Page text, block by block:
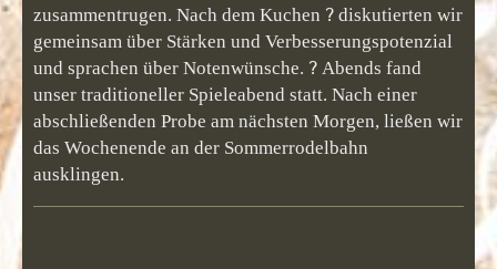
zusammentrugen. Nach dem Kuchen ? diskutierten wir
gemeinsam über Stärken und Verbesserungspotenzial
und sprachen über Notenwünsche. ? Abends fand
unser traditioneller Spieleabend statt. Nach einer
abschließenden Probe am nächsten Morgen, ließen wir
das Wochenende an der Sommerrodelbahn
ausklingen.